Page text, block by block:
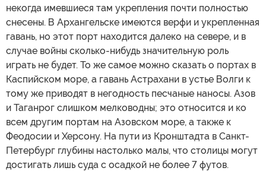
некогда имевшиеся там укрепления почти полностью
снесены. В Архангельске имеются верфи и укрепленная
гавань, но этот порт находится далеко на севере, и в
случае войны сколько-нибудь значительную роль
играть не будет. То же самое можно сказать о портах в
Каспийском море, а гавань Астрахани в устье Волги к
тому же приводят в негодность песчаные наносы. Азов
и Таганрог слишком мелководны; это относится и ко
всем другим портам на Азовском море, а также к
Феодосии и Херсону. На пути из Кронштадта в Санкт-
Петербург глубины настолько малы, что столицы могут
достигать лишь суда с осадкой не более 7 футов.